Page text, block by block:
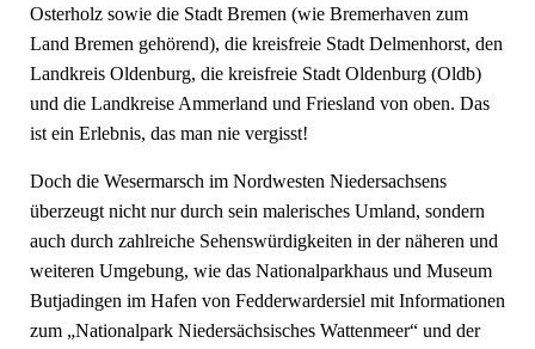
Osterholz sowie die Stadt Bremen (wie Bremerhaven zum
Land Bremen gehörend), die kreisfreie Stadt Delmenhorst, den
Landkreis Oldenburg, die kreisfreie Stadt Oldenburg (Oldb)
und die Landkreise Ammerland und Friesland von oben. Das
ist ein Erlebnis, das man nie vergisst!
Doch die Wesermarsch im Nordwesten Niedersachsens
überzeugt nicht nur durch sein malerisches Umland, sondern
auch durch zahlreiche Sehenswürdigkeiten in der näheren und
weiteren Umgebung, wie das Nationalparkhaus und Museum
Butjadingen im Hafen von Fedderwardersiel mit Informationen
zum „Nationalpark Niedersächsisches Wattenmeer“ und der